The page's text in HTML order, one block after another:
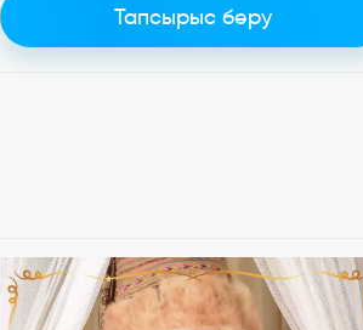
Тапсырыс беру